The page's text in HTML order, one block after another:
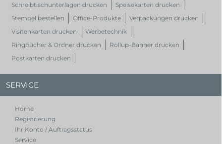
Schreibtischunterlagen drucken
Speisekarten drucken
Stempel bestellen
Office-Produkte
Verpackungen drucken
Visitenkarten drucken
Werbetechnik
Ringbücher & Ordner drucken
Rollup-Banner drucken
Postkarten drucken
SERVICE
Home
Registrierung
Ihr Konto / Auftragsstatus
Service